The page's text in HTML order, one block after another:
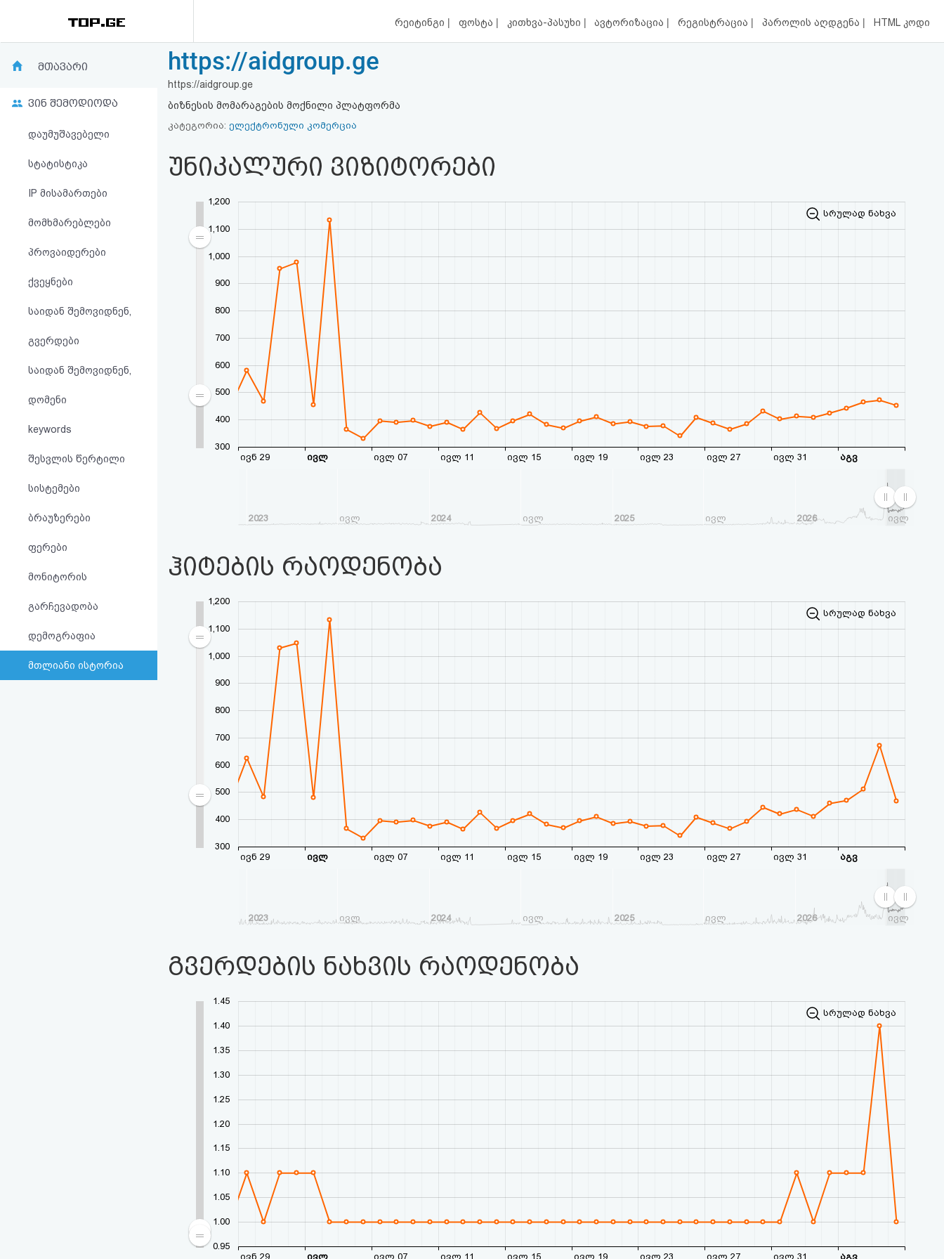
რეიტინგი | ფოსტა | კითხვა-პასუხი | ავტორიზაცია | რეგისტრაცია | პაროლის აღდგენა | HTML კოდი
რეიტინგი
კითხვა-
პასუხი
ავტორიზაცია
რეგისტრაცია
სალიცენზიო
შეთანხმება
მთავარი
ვინ შემოდიოდა
დაუმუშავებელი
სტატისტიკა
IP მისამართები
მომხმარებლები
პროვაიდერები
ქვეყნები
საიდან შემოვიდნენ,
გვერდები
საიდან შემოვიდნენ,
დომენი
keywords
შესვლის წერტილი
სისტემები
ბრაუზერები
ფერები
მონიტორის
გარჩევადობა
დემოგრაფია
მთლიანი ისტორია
https://aidgroup.ge
https://aidgroup.ge
ბიზნესის მომარაგების მოქნილი პლატფორმა
კატეგორია: ელექტრონული კომერცია
უნიკალური ვიზიტორები
2023 ივლ 2024 ივლ 2025 ივლ 2026 ივლ
ივნ 29 ივლ ივლ 07 ივლ 11 ივლ 15 ივლ 19 ივლ 23 ივლ 27 ივლ 31 აგვ
300
400
500
600
700
800
900
1,000
1,100
1,200
სრულად ნახვა
ჰიტების რაოდენობა
2023 ივლ 2024 ივლ 2025 ივლ 2026 ივლ
ივნ 29 ივლ ივლ 07 ივლ 11 ივლ 15 ივლ 19 ივლ 23 ივლ 27 ივლ 31 აგვ
300
400
500
600
700
800
900
1,000
1,100
1,200
სრულად ნახვა
გვერდების ნახვის რაოდენობა
ივნ 29 ივლ ივლ 07 ივლ 11 ივლ 15 ივლ 19 ივლ 23 ივლ 27 ივლ 31 აგვ
0.95
1.00
1.05
1.10
1.15
1.20
1.25
1.30
1.35
1.40
1.45
სრულად ნახვა